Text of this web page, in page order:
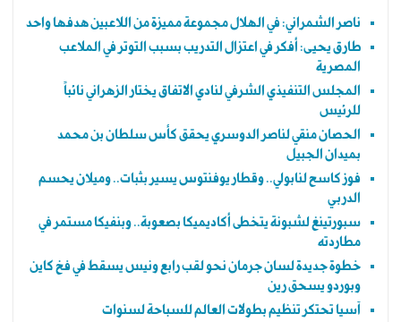
ناصر الشمراني: في الهلال مجموعة مميزة من اللاعبين هدفها واحد
طارق يحيى: أفكر في اعتزال التدريب بسبب التوتر في الملاعب
المصرية
المجلس التنفيذي الشرفي لنادي الاتفاق يختار الزهراني نائباً
للرئيس
الحصان منقي لناصر الدوسري يحقق كأس سلطان بن محمد
بميدان الجبيل
فوز كاسح لنابولي.. وقطار يوفنتوس يسير بثبات.. وميلان يحسم
الدربي
سبورتينغ لشبونة يتخطى أكاديميكا بصعوبة.. وبنفيكا مستمر في
مطاردته
خطوة جديدة لسان جرمان نحو لقب رابع ونيس يسقط في فخ كاين
وبوردو يسحق رين
آسيا تحتكر تنظيم بطولات العالم للسباحة لسنوات